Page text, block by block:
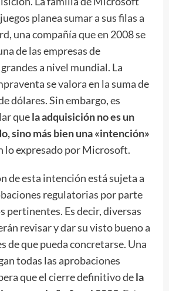
planea sumar a sus filas a
una compañía que en 2008 se
de las empresas de
a nivel mundial. La
se valora en la suma de
dólares. Sin embargo, es
quela adquisición no es un
sino más bien una «intención»
lo expresado por Microsoft.
de esta intención está sujeta a
regulatorias por parte
pertinentes. Es decir, diversas
revisar y dar su visto bueno a
de que pueda concretarse. Una
todas las aprobaciones
que el cierre definitivo dela